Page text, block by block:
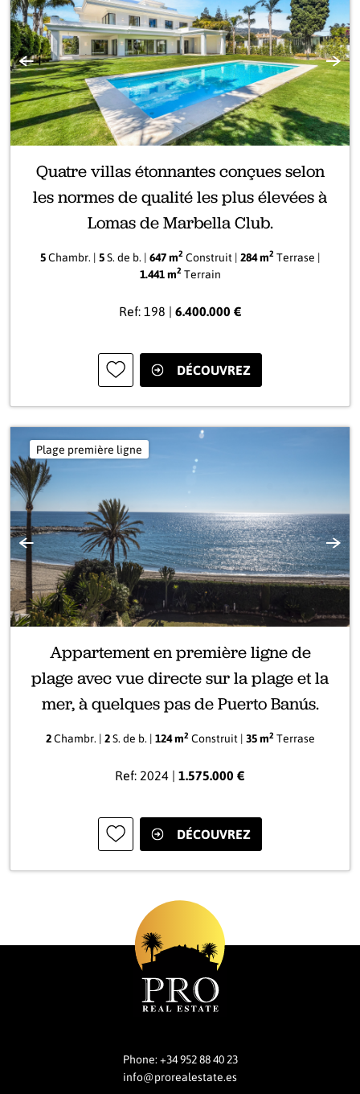
Précédente
Quatre villas étonnantes conçues selon
les normes de qualité les plus élevées à
Lomas de Marbella Club.
5Chambr. | 5S. de b. | 647 m2Construit | 284 m2Terrase |
1.441 m2Terrain
Ref: 198 | 6.400.000 €
DÉCOUVREZ
Précédente
Plage première ligne
Appartement en première ligne de
plage avec vue directe sur la plage et la
mer, à quelques pas de Puerto Banús.
2Chambr. | 2S. de b. | 124 m2Construit | 35 m2Terrase
Ref: 2024 | 1.575.000 €
DÉCOUVREZ
Phone: +34 952 88 40 23
info@prorealestate.es